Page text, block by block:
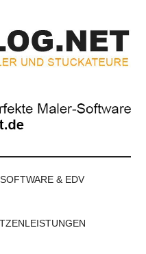
SOFTWARE & EDV